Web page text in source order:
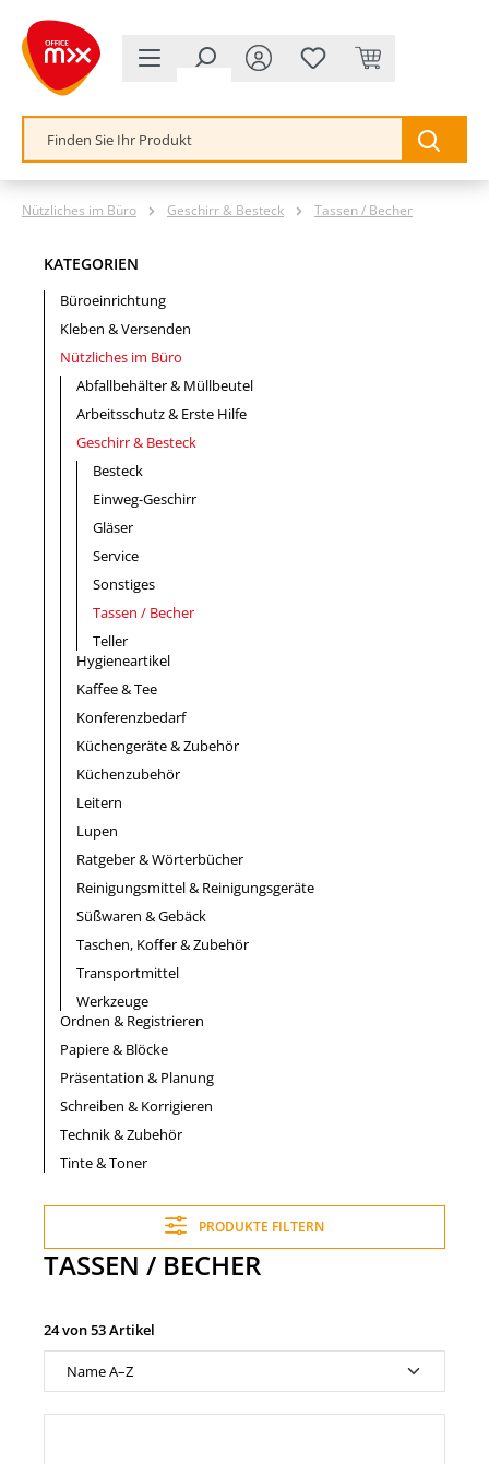
springen
Nützliches im Büro Geschirr & Besteck Tassen / Becher
KATEGORIEN
Büroeinrichtung
Kleben & Versenden
Nützliches im Büro
Abfallbehälter & Müllbeutel
Arbeitsschutz & Erste Hilfe
Geschirr & Besteck
Besteck
Einweg-Geschirr
Gläser
Service
Sonstiges
Tassen / Becher
Teller
Hygieneartikel
Kaffee & Tee
Konferenzbedarf
Küchengeräte & Zubehör
Küchenzubehör
Leitern
Lupen
Ratgeber & Wörterbücher
Reinigungsmittel & Reinigungsgeräte
Süßwaren & Gebäck
Taschen, Koffer & Zubehör
Transportmittel
Werkzeuge
Ordnen & Registrieren
Papiere & Blöcke
Präsentation & Planung
Schreiben & Korrigieren
Technik & Zubehör
Tinte & Toner
PRODUKTE FILTERN
TASSEN / BECHER
24 von 53 Artikel